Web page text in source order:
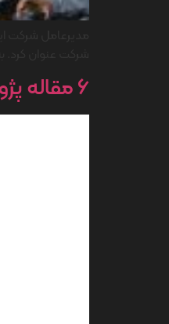
6 مقاله پژوهشی محققان ایران یاسا به صورت پوستر در همایش ملی صنایع لاستیک منتشر می شود